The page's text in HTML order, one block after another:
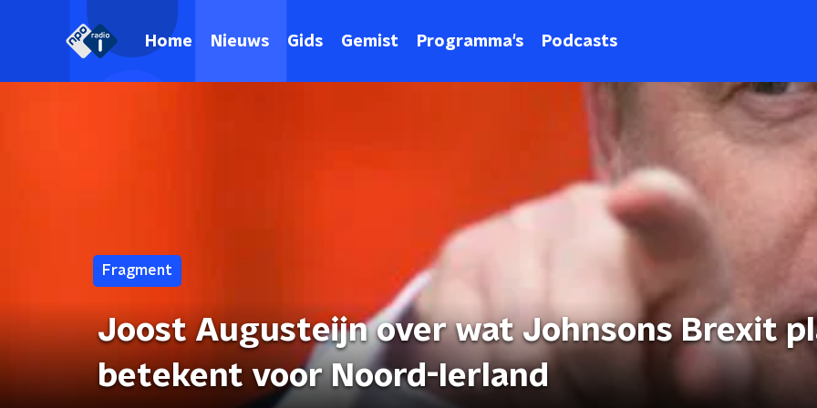
Home Nieuws Gids Gemist Programma's Podcasts
Fragment
Joost Augusteijn over wat Johnsons Brexit
betekent voor Noord-Ierland